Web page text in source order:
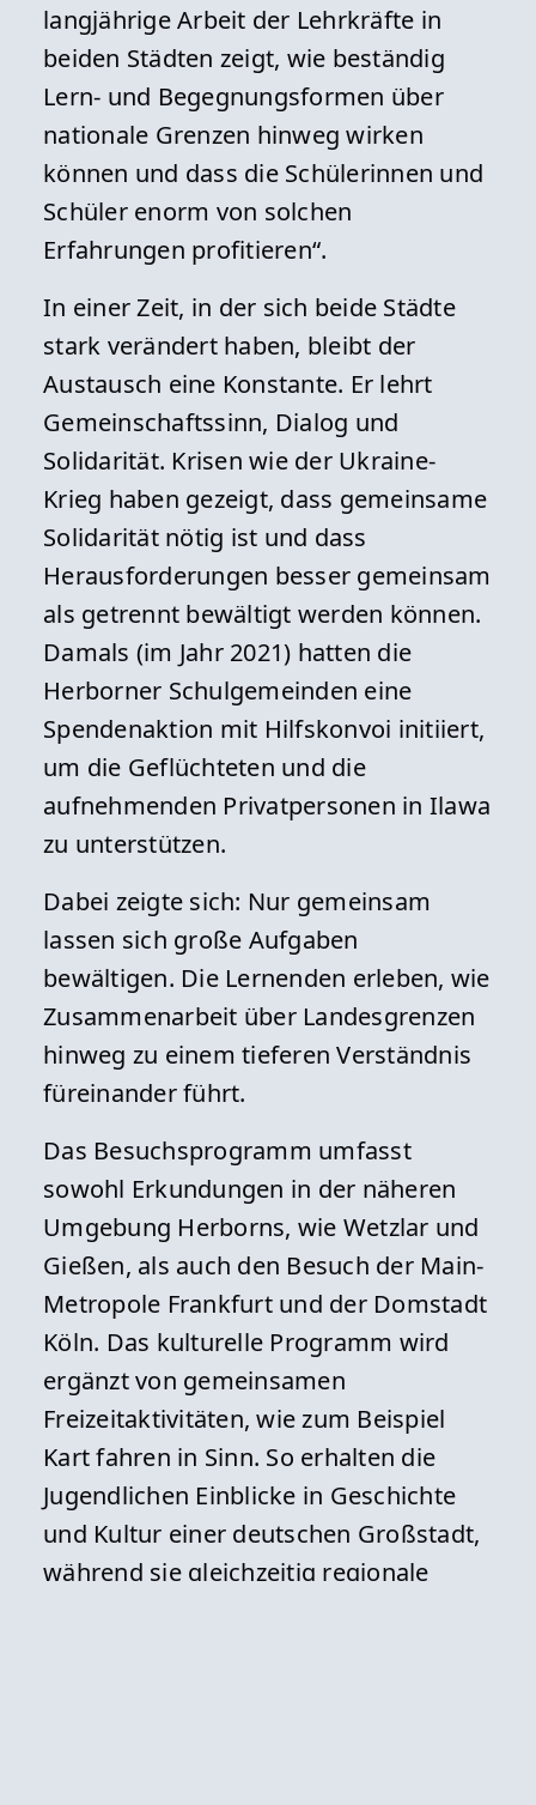
langjährige Arbeit der Lehrkräfte in
beiden Städten zeigt, wie beständig
Lern- und Begegnungsformen über
nationale Grenzen hinweg wirken
können und dass die Schülerinnen und
Schüler enorm von solchen
Erfahrungen profitieren“.
In einer Zeit, in der sich beide Städte
stark verändert haben, bleibt der
Austausch eine Konstante. Er lehrt
Gemeinschaftssinn, Dialog und
Solidarität. Krisen wie der Ukraine-
Krieg haben gezeigt, dass gemeinsame
Solidarität nötig ist und dass
Herausforderungen besser gemeinsam
als getrennt bewältigt werden können.
Damals (im Jahr 2021) hatten die
Herborner Schulgemeinden eine
Spendenaktion mit Hilfskonvoi initiiert,
um die Geflüchteten und die
aufnehmenden Privatpersonen in Ilawa
zu unterstützen.
Dabei zeigte sich: Nur gemeinsam
lassen sich große Aufgaben
bewältigen. Die Lernenden erleben, wie
Zusammenarbeit über Landesgrenzen
hinweg zu einem tieferen Verständnis
füreinander führt.
Das Besuchsprogramm umfasst
sowohl Erkundungen in der näheren
Umgebung Herborns, wie Wetzlar und
Gießen, als auch den Besuch der Main-
Metropole Frankfurt und der Domstadt
Köln. Das kulturelle Programm wird
ergänzt von gemeinsamen
Freizeitaktivitäten, wie zum Beispiel
Kart fahren in Sinn. So erhalten die
Jugendlichen Einblicke in Geschichte
und Kultur einer deutschen Großstadt,
während sie gleichzeitig regionale